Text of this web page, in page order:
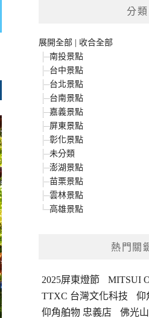
分類
展開全部
收合全部
南投景點
台中景點
台北景點
台南景點
嘉義景點
屏東景點
彰化景點
未分類
澎湖景點
苗栗景點
雲林景點
高雄景點
熱門關
2025屏東燈節
MITSUI
TTXC 台灣文化科技
仰
仰角舶物 忠義店
佛光山